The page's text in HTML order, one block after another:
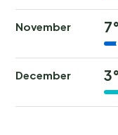
November 7°
December 3°